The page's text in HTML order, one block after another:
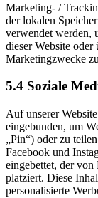
Marketing- /
der lokalen
verwendet werden,
dieser Website
Marketingzwecke
5.4 Soziale
Auf unserer
eingebunden, um
„Pin“) oder zu
Facebook und
eingebettet, der
platziert. Diese
personalisierte